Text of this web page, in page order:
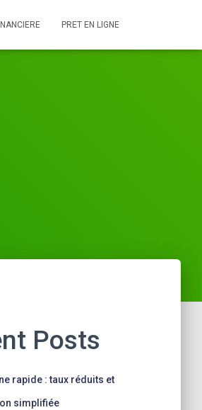
PRET EN LIGNE
Posts
rapide : taux réduits et
simplifiée